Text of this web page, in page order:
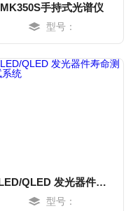
MK350S手持式光谱仪
型号：
OLED/QLED 发光器件寿命测试系统
型号：